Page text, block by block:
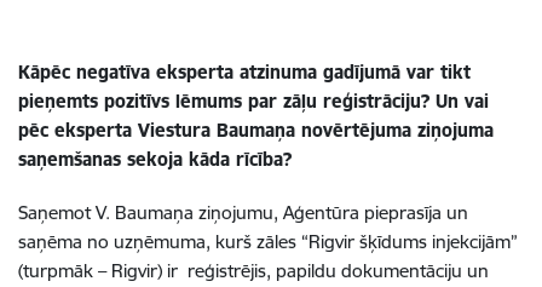
Kāpēc negatīva eksperta atzinuma gadījumā var tikt
pieņemts pozitīvs lēmums par zāļu reģistrāciju? Un vai
pēc eksperta Viestura Baumaņa novērtējuma ziņojuma
saņemšanas sekoja kāda rīcība?
Saņemot V. Baumaņa ziņojumu, Aģentūra pieprasīja un
saņēma no uzņēmuma, kurš zāles “Rigvir šķīdums injekcijām”
(turpmāk – Rigvir) ir reģistrējis, papildu dokumentāciju un